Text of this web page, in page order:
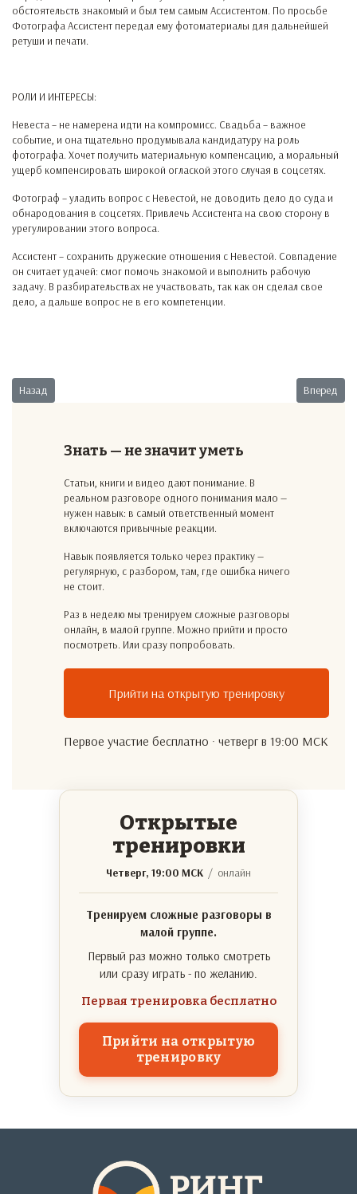
обстоятельств знакомый и был тем самым Ассистентом. По просьбе
Фотографа Ассистент передал ему фотоматериалы для дальнейшей
ретуши и печати.
РОЛИ И ИНТЕРЕСЫ:
Невеста – не намерена идти на компромисс. Свадьба – важное
событие, и она тщательно продумывала кандидатуру на роль
фотографа. Хочет получить материальную компенсацию, а моральный
ущерб компенсировать широкой оглаской этого случая в соцсетях.
Фотограф – уладить вопрос с Невестой, не доводить дело до суда и
обнародования в соцсетях. Привлечь Ассистента на свою сторону в
урегулировании этого вопроса.
Ассистент – сохранить дружеские отношения с Невестой. Совпадение
он считает удачей: смог помочь знакомой и выполнить рабочую
задачу. В разбирательствах не участвовать, так как он сделал свое
дело, а дальше вопрос не в его компетенции.
Предыдущий: Формальный тендер
Назад Вперед
Знать — не значит уметь
Статьи, книги и видео дают понимание. В
реальном разговоре одного понимания мало —
нужен навык: в самый ответственный момент
включаются привычные реакции.
Навык появляется только через практику —
регулярную, с разбором, там, где ошибка ничего
не стоит.
Раз в неделю мы тренируем сложные разговоры
онлайн, в малой группе. Можно прийти и просто
посмотреть. Или сразу попробовать.
Прийти на открытую тренировку
Первое участие бесплатно · четверг в 19:00 МСК
Открытые
тренировки
Четверг, 19:00 МСК / онлайн
Тренируем сложные разговоры в
малой группе.
Первый раз можно только смотреть
или сразу играть - по желанию.
Первая тренировка бесплатно
Прийти на открытую
тренировку